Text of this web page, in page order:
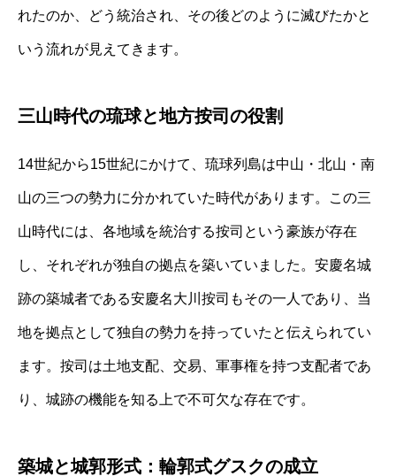
れたのか、どう統治され、その後どのように滅びたかと
いう流れが見えてきます。
三山時代の琉球と地方按司の役割
14世紀から15世紀にかけて、琉球列島は中山・北山・南
山の三つの勢力に分かれていた時代があります。この三
山時代には、各地域を統治する按司という豪族が存在
し、それぞれが独自の拠点を築いていました。安慶名城
跡の築城者である安慶名大川按司もその一人であり、当
地を拠点として独自の勢力を持っていたと伝えられてい
ます。按司は土地支配、交易、軍事権を持つ支配者であ
り、城跡の機能を知る上で不可欠な存在です。
築城と城郭形式：輪郭式グスクの成立